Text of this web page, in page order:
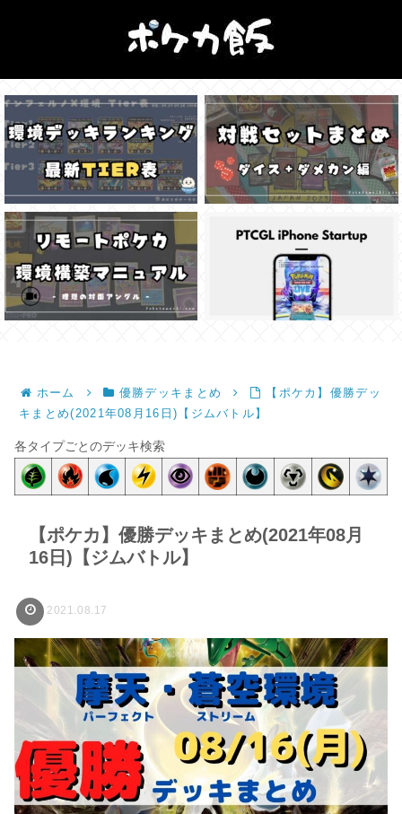
ホーム 優勝デッキまとめ
【ポケカ】優勝デッ
キまとめ(2021年08月16日)【ジムバトル】
各タイプごとのデッキ検索
【ポケカ】優勝デッキまとめ(2021年08月
16日)【ジムバトル】
2021.08.17